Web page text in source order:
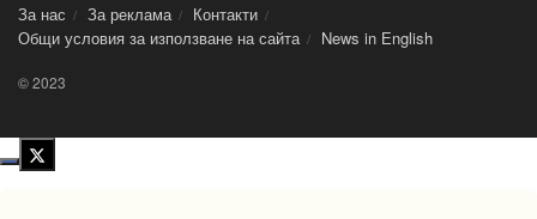
За нас За реклама
Контакти
Общи условия за използване на сайта
News in Еnglish
© 2023